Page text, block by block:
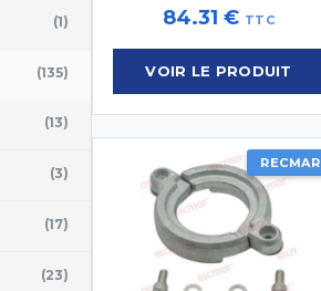
(1)
(135)
(13)
(3)
(17)
(23)
84.31 € TTC
VOIR LE PRODUIT
RECMAR